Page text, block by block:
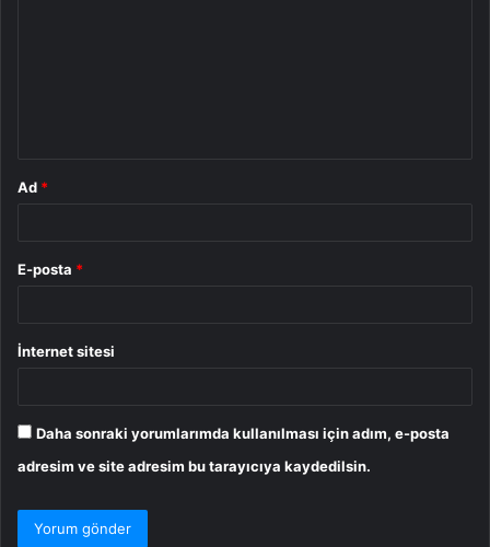
Ad *
E-posta *
İnternet sitesi
Daha sonraki yorumlarımda kullanılması için adım, e-posta
adresim ve site adresim bu tarayıcıya kaydedilsin.